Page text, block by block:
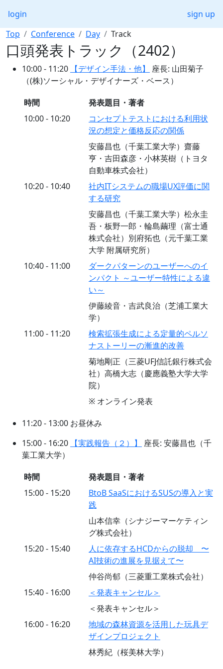
login
sign up
Top
Conference Day Track
口頭発表トラック（2402）
10:00 - 11:20 【デザイン手法・他】
座長: 山田菊子
（(株)ソーシャル・デザイナーズ・ベース）
時間
発表題目・著者
10:00 - 10:20
コンセプトテストにおける利用状
況の想定と価格反応の関係
安藤昌也（千葉工業大学）齋藤
亨・吉田森彦・小林英樹（トヨタ
自動車株式会社）
10:20 - 10:40
社内ITシステムの職場UX評価に関
する研究
安藤昌也（千葉工業大学）松永圭
吾・板野一郎・輪島繭理（富士通
株式会社）別府拓也（元千葉工業
大学 附属研究所）
10:40 - 11:00
ダークパターンのユーザーへのイ
ンパクト ～ユーザー特性による違
い～
伊藤綾音・吉武良治（芝浦工業大
学）
11:00 - 11:20
検索拡張生成による定量的ペルソ
ナストーリーの漸進的改善
菊地剛正（三菱UFJ信託銀行株式会
社）高橋大志（慶應義塾大学大学
院）
※ オンライン発表
11:20 - 13:00 お昼休み
15:00 - 16:20
【実践報告（２）】
座長: 安藤昌也（千
葉工業大学）
時間
発表題目・著者
15:00 - 15:20
BtoB SaaSにおけるSUSの導入と実
践
山本信幸（シナジーマーケティン
グ株式会社）
15:20 - 15:40
人に依存するHCDからの脱却 〜
AI技術の進展を見据えて〜
仲谷尚郁（三菱重工業株式会社）
15:40 - 16:00
＜発表キャンセル＞
＜発表キャンセル＞
16:00 - 16:20
地域の森林資源を活用した玩具デ
ザインプロジェクト
林秀紀（桜美林大学）